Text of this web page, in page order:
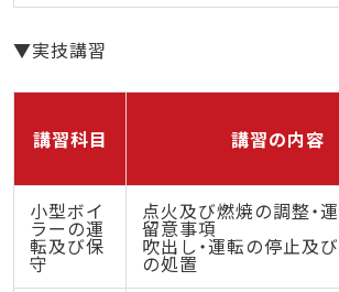
▼実技講習
講習科目 講習の内容
小型ボイ
ラーの運
転及び保
守
点火及び燃焼の調整・
留意事項
吹出し・運転の停止及
の処置